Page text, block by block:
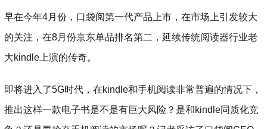
早在今年4月份，口袋阅第一代产品上市，在市场上引发较大
的关注，在8月份京东单品排名第二，延续传统阅读器行业老
大kindle上演的传奇。
即将进入了5G时代，在kindle和手机阅读非常普遍的情况下，
推出这样一款电子书是不是有巨大风险？是和kindle同质化竞